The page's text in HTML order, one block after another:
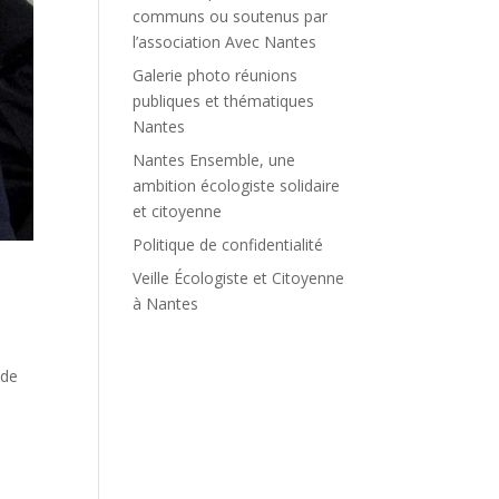
communs ou soutenus par
l’association Avec Nantes
Galerie photo réunions
publiques et thématiques
Nantes
Nantes Ensemble, une
ambition écologiste solidaire
et citoyenne
Politique de confidentialité
Veille Écologiste et Citoyenne
à Nantes